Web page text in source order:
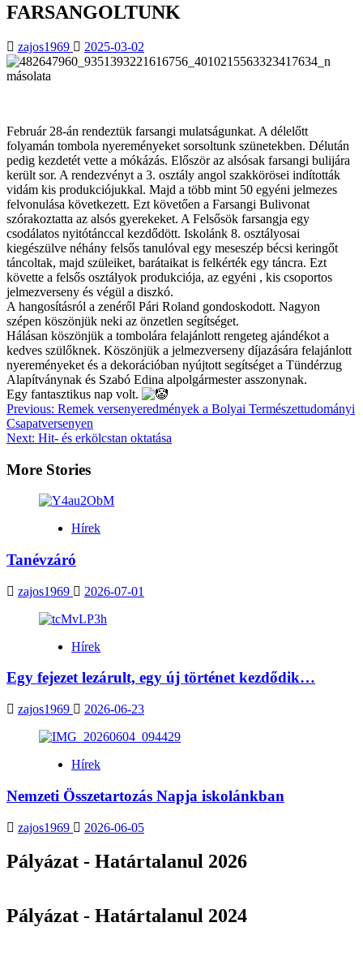
FARSANGOLTUNK
zajos1969 2025-03-02
Február 28-án rendeztük farsangi mulatságunkat. A délelőtt
folyamán tombola nyereményeket sorsoltunk szünetekben. Délután
pedig kezdetét vette a mókázás. Először az alsósak farsangi bulijára
került sor. A rendezvényt a 3. osztály angol szakkörösei indították
vidám kis produkciójukkal. Majd a több mint 50 egyéni jelmezes
felvonulása következett. Ezt követően a Farsangi Bulivonat
szórakoztatta az alsós gyerekeket. A Felsősök farsangja egy
csodálatos nyitótánccal kezdődött. Iskolánk 8. osztályosai
kiegészülve néhány felsős tanulóval egy meseszép bécsi keringőt
táncoltak, majd szüleiket, barátaikat is felkérték egy táncra. Ezt
követte a felsős osztályok produkciója, az egyéni , kis csoportos
jelmezverseny és végül a diszkó.
A hangosításról a zenéről Pári Roland gondoskodott. Nagyon
szépen köszönjük neki az önzetlen segítséget.
Hálásan köszönjük a tombolára felajánlott rengeteg ajándékot a
kedves szülőknek. Köszönjük a jelmezverseny díjazására felajánlott
nyereményeket és a dekorációban nyújtott segítséget a Tündérzug
Alapítványnak és Szabó Edina alpolgármester asszonynak.
Egy fantasztikus nap volt.
Post
navigation
Previous: Remek versenyeredmények a Bolyai Természettudományi
Csapatversenyen
Next: Hit- és erkölcstan oktatása
More Stories
Hírek
Tanévzáró
zajos1969 2026-07-01
Hírek
Egy fejezet lezárult, egy új történet kezdődik…
zajos1969 2026-06-23
Hírek
Nemzeti Összetartozás Napja iskolánkban
zajos1969 2026-06-05
Pályázat - Határtalanul 2026
Pályázat - Határtalanul 2024